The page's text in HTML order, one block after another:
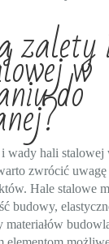
w
do
wady hali
zwrócić
Hale stalowe
budowy,
materiałów